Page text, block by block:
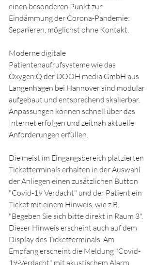
einen besonderen Punkt zur
Eindämmung der Corona-Pandemie:
Separieren, möglichst ohne Kontakt.
Moderne digitale
Patientenaufrufsysteme wie das
Oxygen.Q der DOOH media GmbH aus
Langenhagen bei Hannover sind modular
aufgebaut und entsprechend skalierbar.
Anpassungen können schnell über das
Internet erfolgen und zeitnah aktuelle
Anforderungen erfüllen.
Die meist im Eingangsbereich platzierten
Ticketterminals erhalten in der Auswahl
der Anliegen einen zusätzlichen Button
"Covid-19 Verdacht" und der Patient ein
Ticket mit einem Hinweis, wie z.B.
"Begeben Sie sich bitte direkt in Raum 3".
Dieser Hinweis erscheint auch auf dem
Display des Ticketterminals. Am
Empfang erscheint die Meldung "Covid-
19-Verdacht" mit akustischem Alarm,